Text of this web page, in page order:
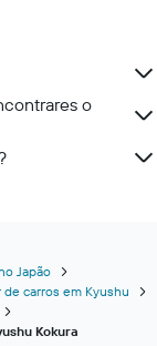
o
Japão
carros em Kyushu
Kokura